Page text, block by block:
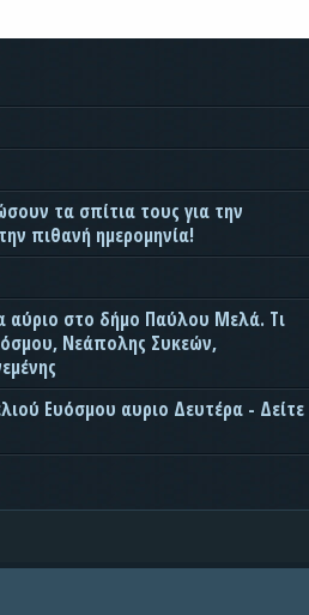
τα σπίτια τους για την
πιθανή ημερομηνία!
αύριο στο δήμο Παύλου Μελά. Τι
Νεάπολης Συκεών,
Ευόσμου αυριο Δευτέρα - Δείτε